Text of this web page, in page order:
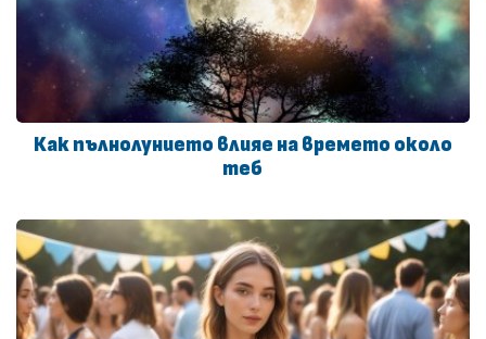
Как пълнолунието влияе на времето около
теб